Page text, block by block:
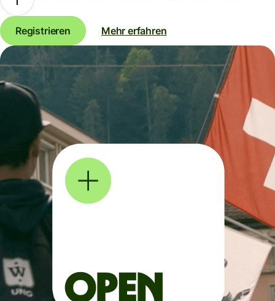
Registrieren Mehr erfahren